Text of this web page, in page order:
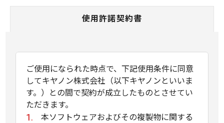
使用許諾契約書
ご使用になられた時点で、下記使用条件に同意
してキヤノン株式会社（以下キヤノンといいま
す。）との間で契約が成立したものとさせてい
ただきます。
本ソフトウェアおよびその複製物に関する